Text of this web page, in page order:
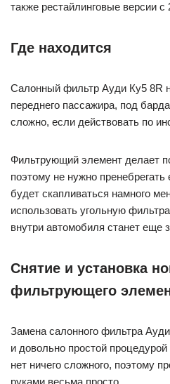
также рестайлинговые версии с
Где находится
Салонный фильтр Ауди Ку5 8R
переднего пассажира, под
сложно, если действовать по
Фильтрующий элемент делает
поэтому не нужно
будет скапливаться намного
использовать угольную
внутри автомобиля станет еще
Снятие и установка
фильтрующего
Замена салонного фильтра
и довольно простой
нет ничего сложного, поэтому
руками весьма просто.